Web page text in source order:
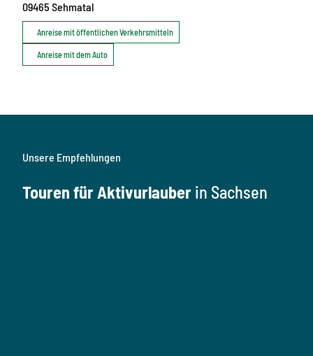
09465 Sehmatal
Anreise mit öffentlichen Verkehrsmitteln
Anreise mit dem Auto
Unsere Empfehlungen
Touren für Aktivurlauber in Sachsen